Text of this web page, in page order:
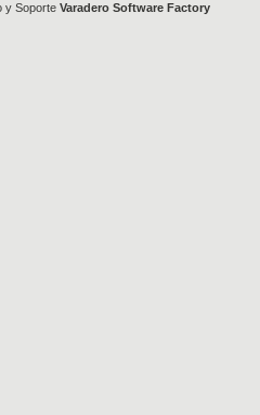
y Soporte Varadero Software Factory